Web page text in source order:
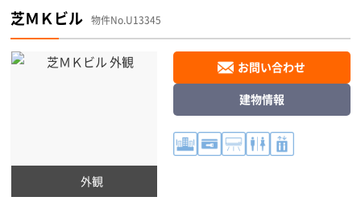
芝ＭＫビル 物件No.U13345
外観
お問い合わせ
建物情報